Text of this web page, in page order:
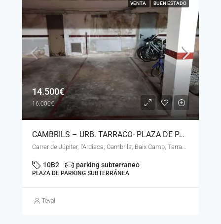
VENTA BUEN ESTADO
14.500€
16.000€
CAMBRILS – URB. TARRACO- PLAZA DE PARKING SUBTERRANEA – LS – 90726
10B2 parking subterraneo
PLAZA DE PARKING SUBTERRÁNEA
Teval